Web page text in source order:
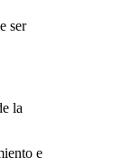
ser
la
e